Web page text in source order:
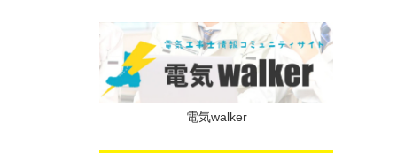
電気walker